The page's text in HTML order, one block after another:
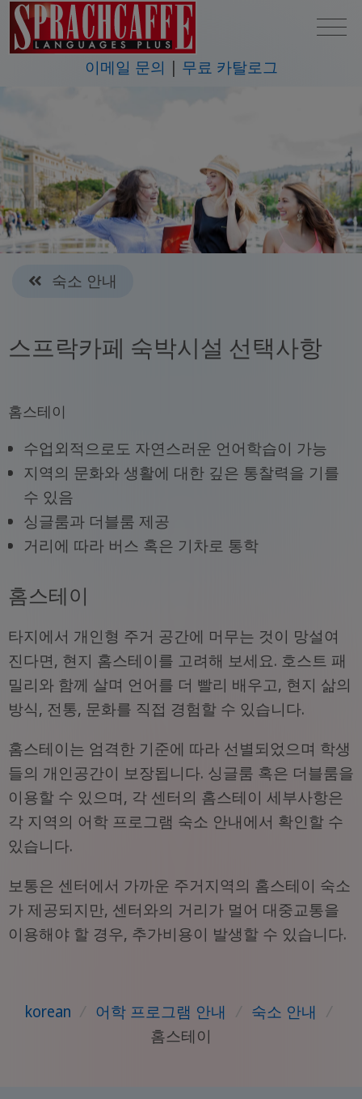
이메일 문의 무료 카탈로그
숙소 안내
스프락카페 숙박시설 선택사항
홈스테이
수업외적으로도 자연스러운 언어학습이 가능
지역의 문화와 생활에 대한 깊은 통찰력을 기를
수 있음
싱글룸과 더블룸 제공
거리에 따라 버스 혹은 기차로 통학
홈스테이
타지에서 개인형 주거 공간에 머무는 것이 망설여
진다면, 현지 홈스테이를 고려해 보세요. 호스트 패
밀리와 함께 살며 언어를 더 빨리 배우고, 현지 삶의
방식, 전통, 문화를 직접 경험할 수 있습니다.
홈스테이는 엄격한 기준에 따라 선별되었으며 학생
들의 개인공간이 보장됩니다. 싱글룸 혹은 더블룸을
이용할 수 있으며, 각 센터의 홈스테이 세부사항은
각 지역의 어학 프로그램 숙소 안내에서 확인할 수
있습니다.
보통은 센터에서 가까운 주거지역의 홈스테이 숙소
가 제공되지만, 센터와의 거리가 멀어 대중교통을
이용해야 할 경우, 추가비용이 발생할 수 있습니다.
korean / 어학 프로그램 안내 / 숙소 안내 /
홈스테이